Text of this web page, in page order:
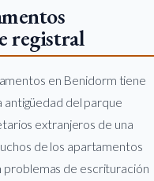
registral
en Benidorm tiene
del parque
extranjeros de una
de los apartamentos
de escrituración